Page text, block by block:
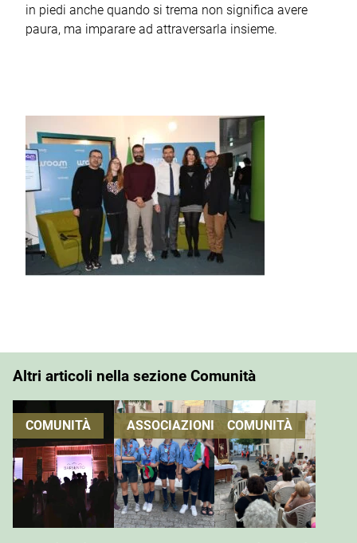
in piedi anche quando si trema non significa avere
paura, ma imparare ad attraversarla insieme.
Altri articoli nella sezione Comunità
COMUNITÀ ASSOCIAZIONI COMUNITÀ